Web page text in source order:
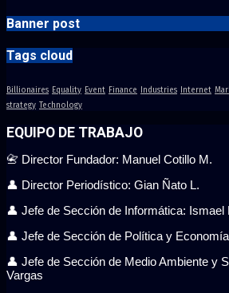
Banner post
Tags cloud
Billionaires Equality Event Finance Industries Internet
strategy Technology
EQUIPO DE TRABAJO
📇 Director Fundador: Manuel Cotillo M.
👤 Director Periodístico: Gian Ñato L.
👤 Jefe de Sección de Informática: Ismael
👤 Jefe de Sección de Política y
👤 Jefe de Sección de Medio Ambiente y
Vargas